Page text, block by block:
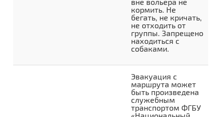
кормить. Не
бегать, не кричать,
не отходить от
группы. Запрещено
находиться с
собаками.
Эвакуация с
маршрута может
быть произведена
служебным
транспортом ФГБУ